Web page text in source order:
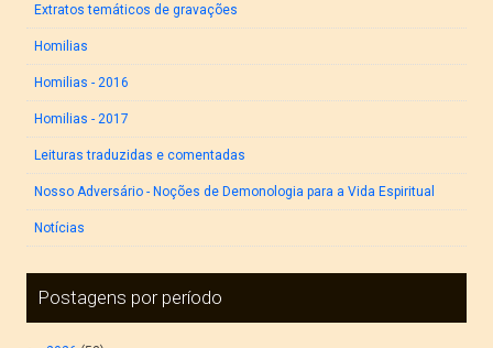
Extratos temáticos de gravações
Homilias
Homilias - 2016
Homilias - 2017
Leituras traduzidas e comentadas
Nosso Adversário - Noções de Demonologia para a Vida Espiritual
Notícias
Postagens por período